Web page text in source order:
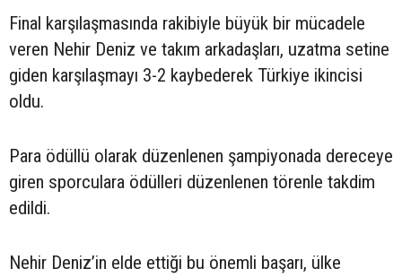
Final karşılaşmasında rakibiyle büyük bir mücadele
veren Nehir Deniz ve takım arkadaşları, uzatma setine
giden karşılaşmayı 3-2 kaybederek Türkiye ikincisi
oldu.
Para ödüllü olarak düzenlenen şampiyonada dereceye
giren sporculara ödülleri düzenlenen törenle takdim
edildi.
Nehir Deniz’in elde ettiği bu önemli başarı, ülke